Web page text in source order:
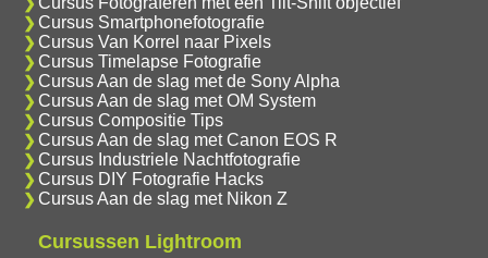
Cursus Smartphonefotografie
Cursus Van Korrel naar Pixels
Cursus Timelapse Fotografie
Cursus Aan de slag met de Sony Alpha
Cursus Aan de slag met OM System
Cursus Compositie Tips
Cursus Aan de slag met Canon EOS R
Cursus Industriele Nachtfotografie
Cursus DIY Fotografie Hacks
Cursus Aan de slag met Nikon Z
Cursussen Lightroom